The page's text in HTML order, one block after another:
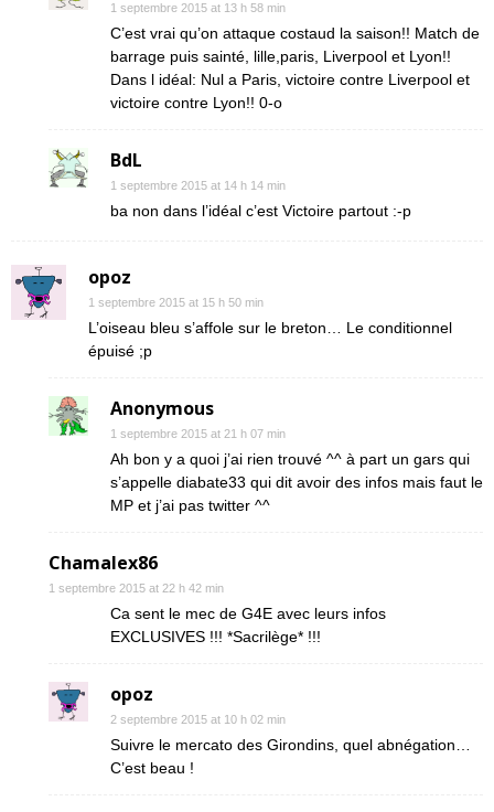
1 septembre 2015 at 13 h 58 min
C’est vrai qu’on attaque costaud la saison!! Match de
barrage puis sainté, lille,paris, Liverpool et Lyon!!
Dans l idéal: Nul a Paris, victoire contre Liverpool et
victoire contre Lyon!! 0-o
BdL
1 septembre 2015 at 14 h 14 min
ba non dans l’idéal c’est Victoire partout :-p
opoz
1 septembre 2015 at 15 h 50 min
L’oiseau bleu s’affole sur le breton… Le conditionnel
épuisé ;p
Anonymous
1 septembre 2015 at 21 h 07 min
Ah bon y a quoi j’ai rien trouvé ^^ à part un gars qui
s’appelle diabate33 qui dit avoir des infos mais faut le
MP et j’ai pas twitter ^^
Chamalex86
1 septembre 2015 at 22 h 42 min
Ca sent le mec de G4E avec leurs infos
EXCLUSIVES !!! *Sacrilège* !!!
opoz
2 septembre 2015 at 10 h 02 min
Suivre le mercato des Girondins, quel abnégation…
C’est beau !